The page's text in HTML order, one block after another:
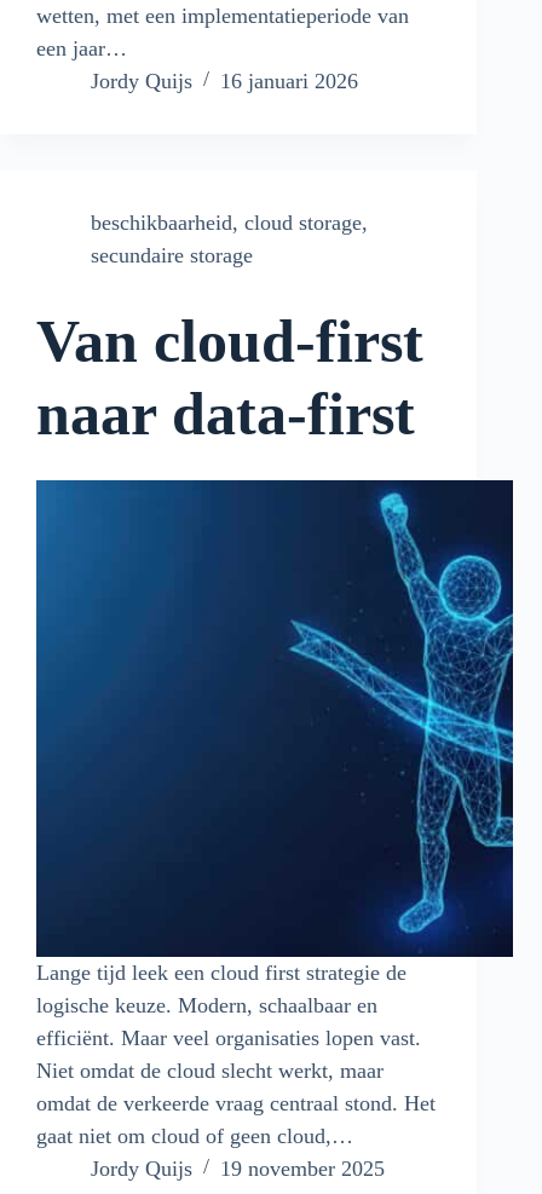
wetten, met een implementatieperiode van
een jaar…
Jordy Quijs
16 januari 2026
beschikbaarheid, cloud storage,
secundaire storage
Van cloud-first
naar data-first
Lange tijd leek een cloud first strategie de
logische keuze. Modern, schaalbaar en
efficiënt. Maar veel organisaties lopen vast.
Niet omdat de cloud slecht werkt, maar
omdat de verkeerde vraag centraal stond. Het
gaat niet om cloud of geen cloud,…
Jordy Quijs
19 november 2025